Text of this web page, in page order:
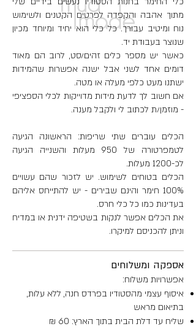
מתוך אהבה והקפדה לפרטים הקטנים ולשימוש
נוח ומיטיב עבורך. כל כלי הוא יחיד ומיוחד מכיון
שנוצר בעבודת יד.
כאשר יש מספר כלים זהים/סט, לרוב הם מאוד
דומים אחד לשני אבל ישנה אפשרות שהמידות
ישתנו מעט כלפי מעלה או מטה.
אם חשוב לך לדעת מידות מדוייקות לכלי הספציפי
- מוזמן/ת לכתוב לי ולקבל מענה.
הכלים עוברים שתי שריפות: הראשונה הגיעה
לטמפרטורה של 950 מעלות והשנייה הגיעה
לכ-1200 מעלות.
הכלים בטוחים לשימוש. יש לזכור שהם עשויים
100% חימר והינם שבירים - יש להתייחס אליהם
בעדינות כמו כל כלי חרס.
את הכלים אפשר לנקות בשטיפה ידנית או במדיח
וניתן להכניסם למיקרו.
אספקה ומשלוחים
אפשרויות משלוח:
איסוף עצמי מהסטודיו בפרדס חנה, ללא עלות,
בתיאום מראש
שליח עד דלת הבית בתוך הארץ: 60 ₪